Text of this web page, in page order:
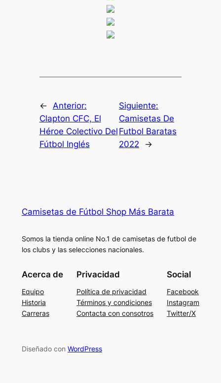
← Anterior:
Clapton CFC, El
Héroe Colectivo Del
Fútbol Inglés
Siguiente:
Camisetas De
Futbol Baratas
2022
→
Camisetas de Fútbol Shop Más Barata
Somos la tienda online No.1 de camisetas de futbol de
los clubs y las selecciones nacionales.
Acerca de
Equipo
Historia
Carreras
Privacidad
Política de privacidad
Términos y condiciones
Contacta con consotros
Social
Facebook
Instagram
Twitter/X
Diseñado con WordPress